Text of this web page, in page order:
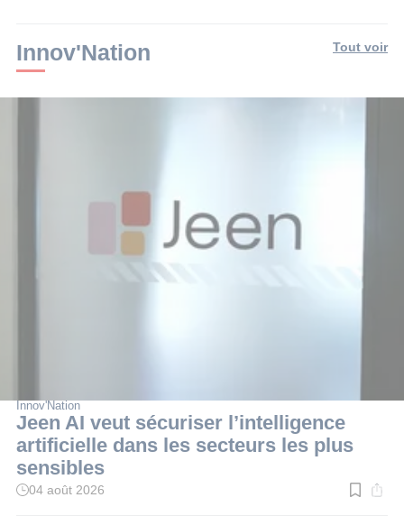
Innov'Nation Tout voir
Innov'Nation
Jeen AI veut sécuriser l’intelligence
artificielle dans les secteurs les plus
sensibles
Temps
04 août 2026